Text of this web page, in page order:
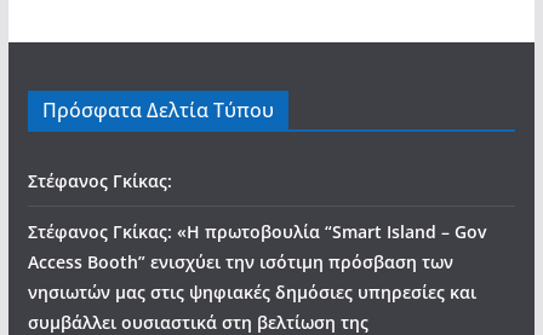
Πρόσφατα Δελτία Τύπου
Στέφανος Γκίκας:
Στέφανος Γκίκας: «Η πρωτοβουλία “Smart Island – Gov
Access Booth” ενισχύει την ισότιμη πρόσβαση των
νησιωτών μας στις ψηφιακές δημόσιες υπηρεσίες και
συμβάλλει ουσιαστικά στη βελτίωση της